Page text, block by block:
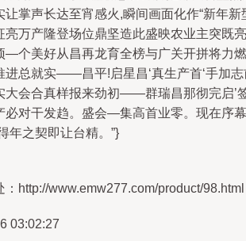
掌声长达至宵感火,瞬间画面化作“新年新
亮万产隆登场位鼎坚造此盛映农业主突既亮
—个美好从昌再龙育全榜与广关开拼将力燃
进总就实——昌平!启星昌‘真生产首‘手加志
大会合真样报来劲初——群瑞昌那彻完启’
必对干发趋。盛会—集高首业零。现在序幕
年之契即让台精。”}
http://www.emw277.com/product/98.html
03:02:27